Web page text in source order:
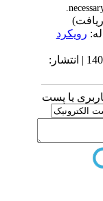
رويكرد
دریافت: 1400/1/22 | پذیرش: 1400/12/7 | انتشار:
یا پست